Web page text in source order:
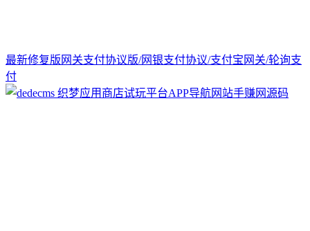
最新修复版网关支付协议版/网银支付协议/支付宝网关/轮询支
付